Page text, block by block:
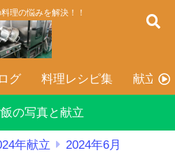
理の悩みを解決！！
グ 料理レシピ集 献立表
の写真と献立
年献立 2024年6月